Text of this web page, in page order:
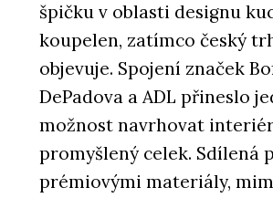
špičku v oblasti designu
koupelen, zatímco český
objevuje. Spojení značek
DePadova a ADL přineslo
možnost navrhovat
promyšlený celek. Sdílená
prémiovými materiály,